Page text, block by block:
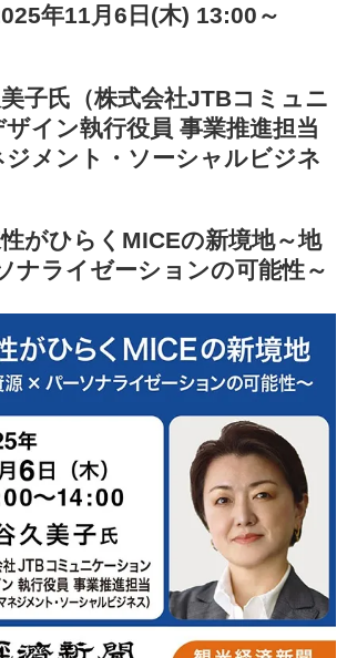
年11月6日(木) 13:00～
子氏（株式会社JTBコミュニ
イン執行役員 事業推進担当
ジメント・ソーシャルビジネ
がひらくMICEの新境地～地
ナライゼーションの可能性～